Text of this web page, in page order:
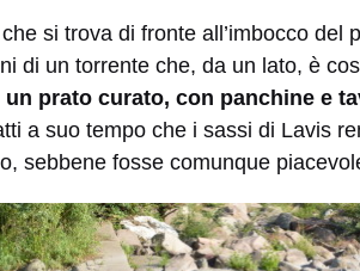
si trova di fronte all’imbocco del
di un torrente che, da un lato, è
un prato curato, con panchine e
a suo tempo che i sassi di Lavis
sebbene fosse comunque